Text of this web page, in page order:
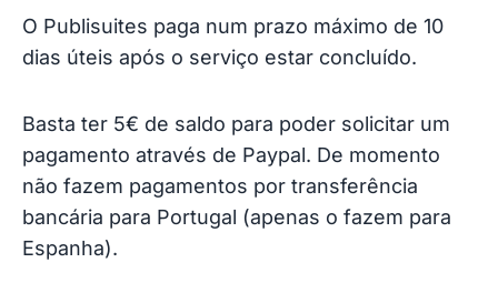
O Publisuites paga num prazo máximo de 10
dias úteis após o serviço estar concluído.
Basta ter 5€ de saldo para poder solicitar um
pagamento através de Paypal. De momento
não fazem pagamentos por transferência
bancária para Portugal (apenas o fazem para
Espanha).